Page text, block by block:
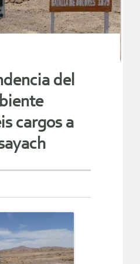
del
cargos a